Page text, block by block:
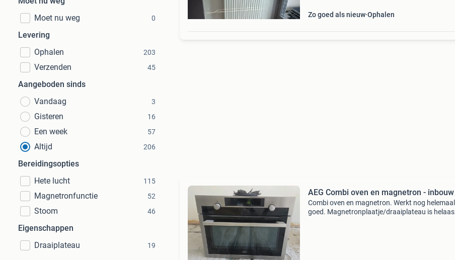
Moet nu weg
0
Levering
Ophalen
203
Verzenden 45
Aangeboden sinds
Vandaag
3
Gisteren 16
Een week 57
Altijd 206
Bereidingsopties
Hete lucht
115
Magnetronfunctie 52
Stoom 46
Eigenschappen
Draaiplateau
19
Zo goed als nieuw Ophalen
AEG Combi oven en magnetron - inbouw
Combi oven en magnetron. Werkt nog helemaal
goed. Magnetronplaatje/draaiplateau is helaas